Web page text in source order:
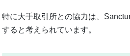
特に大手取引所との協力は、
すると考えられています。